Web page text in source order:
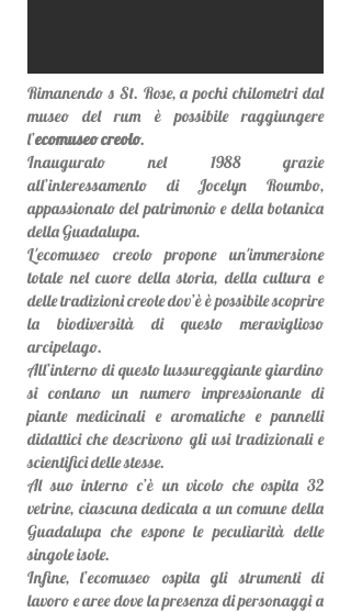
Rimanendo s St. Rose, a pochi chilometri dal
museo del rum è possibile raggiungere
l’ecomuseo creolo.
Inaugurato nel 1988 grazie
all’interessamento di Jocelyn Roumbo,
appassionato del patrimonio e della botanica
della Guadalupa.
L'ecomuseo creolo propone un'immersione
totale nel cuore della storia, della cultura e
delle tradizioni creole dov’è è possibile scoprire
la biodiversità di questo meraviglioso
arcipelago.
All’interno di questo lussureggiante giardino
si contano un numero impressionante di
piante medicinali e aromatiche e pannelli
didattici che descrivono gli usi tradizionali e
scientifici delle stesse.
Al suo interno c’è un vicolo che ospita 32
vetrine, ciascuna dedicata a un comune della
Guadalupa che espone le peculiarità delle
singole isole.
Infine, l’ecomuseo ospita gli strumenti di
lavoro e aree dove la presenza di personaggi a